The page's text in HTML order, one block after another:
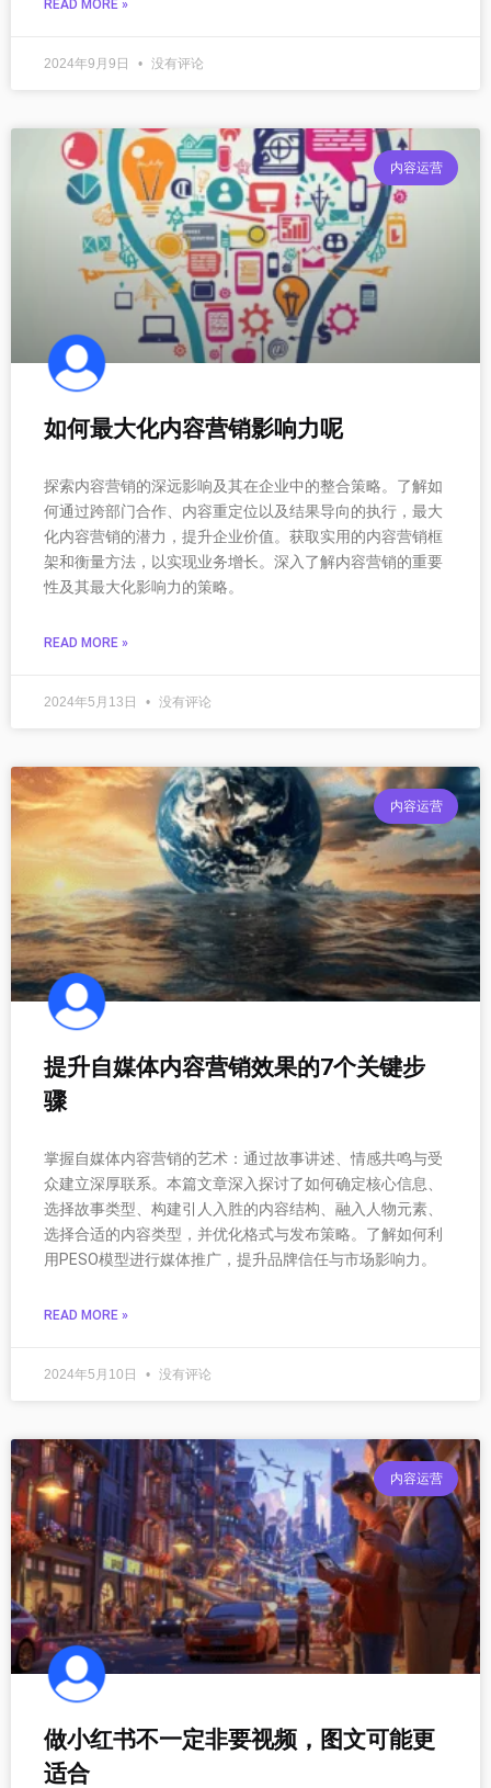
READ MORE »
2024年9月9日 没有评论
内容运营
如何最大化内容营销影响力呢
探索内容营销的深远影响及其在企业中的整合策略。了解如
何通过跨部门合作、内容重定位以及结果导向的执行，最大
化内容营销的潜力，提升企业价值。获取实用的内容营销框
架和衡量方法，以实现业务增长。深入了解内容营销的重要
性及其最大化影响力的策略。
READ MORE »
2024年5月13日 没有评论
内容运营
提升自媒体内容营销效果的7个关键步
骤
掌握自媒体内容营销的艺术：通过故事讲述、情感共鸣与受
众建立深厚联系。本篇文章深入探讨了如何确定核心信息、
选择故事类型、构建引人入胜的内容结构、融入人物元素、
选择合适的内容类型，并优化格式与发布策略。了解如何利
用PESO模型进行媒体推广，提升品牌信任与市场影响力。
READ MORE »
2024年5月10日 没有评论
内容运营
做小红书不一定非要视频，图文可能更
适合